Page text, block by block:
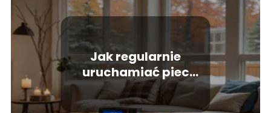
Jak regularnie
uruchamiać piec
gazowy? Mamy
odpowiedź!